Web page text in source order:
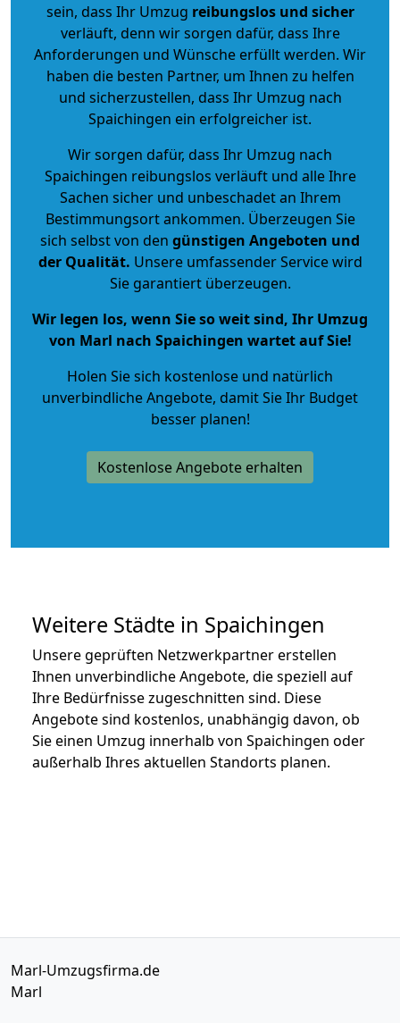
sein, dass Ihr Umzug reibungslos und sicher
verläuft, denn wir sorgen dafür, dass Ihre
Anforderungen und Wünsche erfüllt werden. Wir
haben die besten Partner, um Ihnen zu helfen
und sicherzustellen, dass Ihr Umzug nach
Spaichingen ein erfolgreicher ist.
Wir sorgen dafür, dass Ihr Umzug nach
Spaichingen reibungslos verläuft und alle Ihre
Sachen sicher und unbeschadet an Ihrem
Bestimmungsort ankommen. Überzeugen Sie
sich selbst von den günstigen Angeboten und
der Qualität. Unsere umfassender Service wird
Sie garantiert überzeugen.
Wir legen los, wenn Sie so weit sind, Ihr Umzug
von Marl nach Spaichingen wartet auf Sie!
Holen Sie sich kostenlose und natürlich
unverbindliche Angebote, damit Sie Ihr Budget
besser planen!
Kostenlose Angebote erhalten
Weitere Städte in Spaichingen
Unsere geprüften Netzwerkpartner erstellen
Ihnen unverbindliche Angebote, die speziell auf
Ihre Bedürfnisse zugeschnitten sind. Diese
Angebote sind kostenlos, unabhängig davon, ob
Sie einen Umzug innerhalb von Spaichingen oder
außerhalb Ihres aktuellen Standorts planen.
Marl-Umzugsfirma.de
Marl